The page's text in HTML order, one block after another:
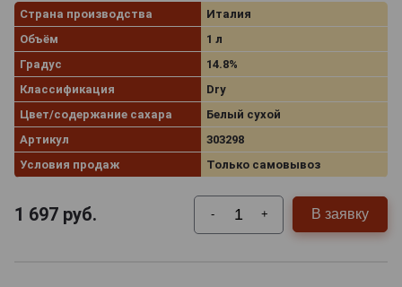
Страна производства
Италия
Объём
1 л
Градус
14.8%
Классификация
Dry
Цвет/содержание сахара
Белый сухой
Артикул
303298
Условия продаж
Только самовывоз
1 697 руб. - + В заявку